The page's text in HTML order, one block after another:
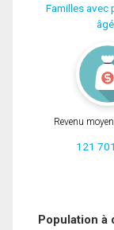
Familles avec
Revenu
121
Population à